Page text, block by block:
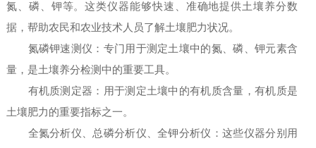
氮、磷、钾等。这类仪器能够快速、准确地提供土壤养分数
据，帮助农民和农业技术人员了解土壤肥力状况。
氮磷钾速测仪：专门用于测定土壤中的氮、磷、钾元素含
量，是土壤养分检测中的重要工具。
有机质测定器：用于测定土壤中的有机质含量，有机质是
土壤肥力的重要指标之一。
全氮分析仪、总磷分析仪、全钾分析仪：这些仪器分别用